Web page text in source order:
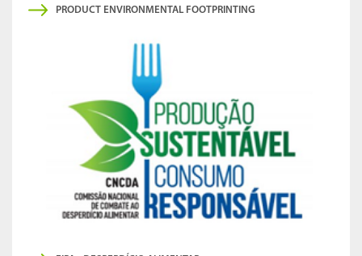
PRODUCT ENVIRONMENTAL FOOTPRINTING